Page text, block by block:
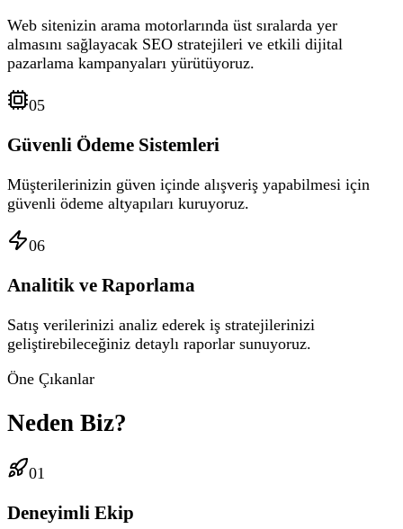
Web sitenizin arama motorlarında üst sıralarda yer
almasını sağlayacak SEO stratejileri ve etkili dijital
pazarlama kampanyaları yürütüyoruz.
05
Güvenli Ödeme Sistemleri
Müşterilerinizin güven içinde alışveriş yapabilmesi için
güvenli ödeme altyapıları kuruyoruz.
06
Analitik ve Raporlama
Satış verilerinizi analiz ederek iş stratejilerinizi
geliştirebileceğiniz detaylı raporlar sunuyoruz.
Öne Çıkanlar
Neden Biz?
01
Deneyimli Ekip